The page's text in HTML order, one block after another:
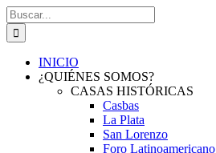
Saltar
al
contenido
Buscar:
INICIO
¿QUIÉNES SOMOS?
CASAS HISTÓRICAS
Casbas
La Plata
San Lorenzo
Foro Latinoamericano